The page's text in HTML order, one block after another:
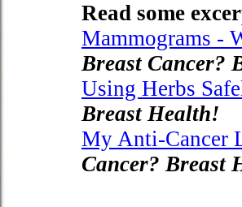
Read some
Mammograms -
Breast Cancer?
Using Herbs
Breast Health!
My Anti-Cancer
Cancer? Breast